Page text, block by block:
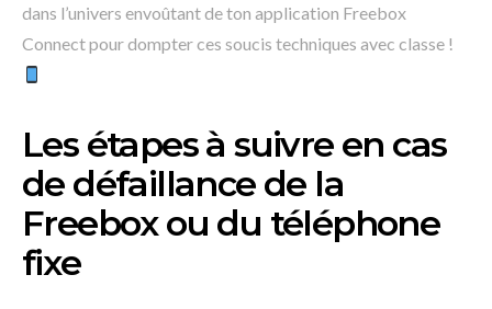
dans l’univers envoûtant de ton application Freebox
Connect pour dompter ces soucis techniques avec classe !
Les étapes à suivre en cas
de défaillance de la
Freebox ou du téléphone
fixe